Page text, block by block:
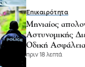
Επικαιρότητα
Μηνιαίος
Αστυνομικής
Οδική Ασφάλεια
πριν 18 λεπτά